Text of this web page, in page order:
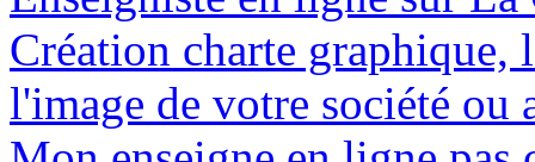
Création charte graphique,
l'image de votre société